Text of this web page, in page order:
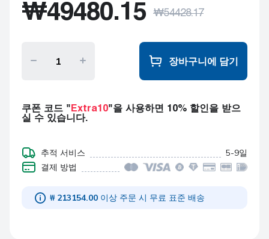
25mg 10 정s
필데나 (Fildena)
25mg 60 정s
필데나 (Fildena)
필데나 (Fildena)
₩49480.15 ₩54428.17
장바구니에 담기
쿠폰 코드 " Extra10"을 사용하면 10% 할인을 받으
실 수 있습니다.
추적 서비스
5-9일
결제 방법
₩ 213154.00 이상 주문 시 무료 표준 배송